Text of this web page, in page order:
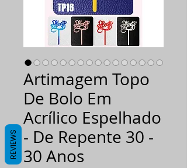
Artimagem Topo
De Bolo Em
Acrílico Espelhado
- De Repente 30 -
30 Anos
REVIEWS